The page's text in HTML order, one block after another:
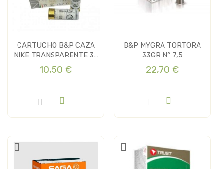
CARTUCHO B&P CAZA
NIKE TRANSPARENTE 32
GR.
10,50 €
B&P MYGRA TORTORA
33GR Nº 7,5
22,70 €